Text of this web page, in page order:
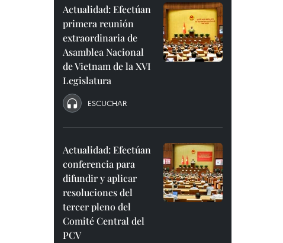
Actualidad: Efectúan
primera reunión
extraordinaria de
Asamblea Nacional
de Vietnam de la XVI
Legislatura
ESCUCHAR
Actualidad: Efectúan
conferencia para
difundir y aplicar
resoluciones del
tercer pleno del
Comité Central del
PCV